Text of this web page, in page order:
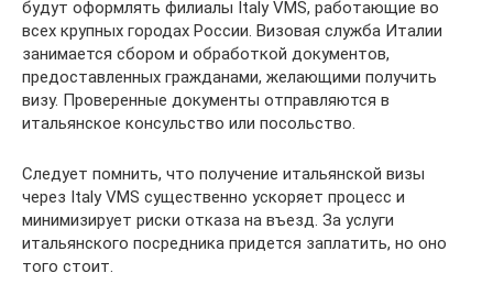
будут оформлять филиалы Italy VMS, работающие во
всех крупных городах России. Визовая служба Италии
занимается сбором и обработкой документов,
предоставленных гражданами, желающими получить
визу. Проверенные документы отправляются в
итальянское консульство или посольство.
Следует помнить, что получение итальянской визы
через Italy VMS существенно ускоряет процесс и
минимизирует риски отказа на въезд. За услуги
итальянского посредника придется заплатить, но оно
того стоит.